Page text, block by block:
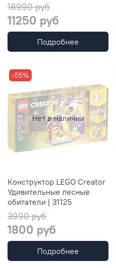
18990 руб
11250 руб
Подробнее
Нет в наличии
-55%
Конструктор LEGO Creator
Удивительные лесные
обитатели | 31125
3990 руб
1800 руб
Подробнее